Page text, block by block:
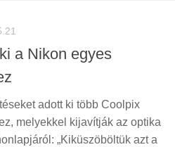
a Nikon egyes
adott ki több Coolpix
melyekkel kijavítják az optika
„Kiküszöböltük azt a